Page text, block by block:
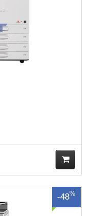
ua
-48%
mạng) là dòng máy cũ
SAO CHỤPQuét,